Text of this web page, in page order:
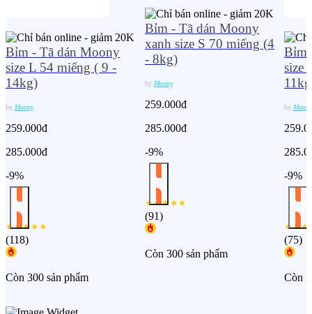
Bỉm - Tã dán Moony
size L 54 miếng ( 9 -
14kg)
by Moony
259.000đ
285.000đ
-9%
(118)
Còn 300 sản phẩm
Bỉm - Tã dán Moony
xanh size S 70 miếng (4
- 8kg)
by Moony
259.000đ
285.000đ
-9%
(91)
Còn 300 sản phẩm
Bỉm
size
by Moony
-9%
(75)
Còn